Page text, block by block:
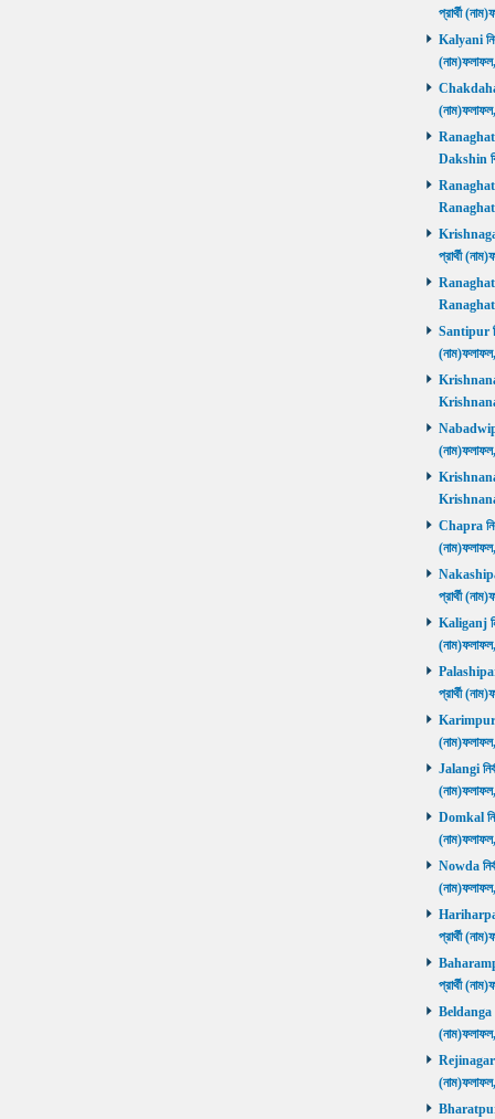
প্রার্থী
Kalyani
Chakdaha
Ranaghat
Dakshin
Ranaghat
Ranaghat
প্রার্থী
Ranaghat
Ranaghat
Santipur
Nabadwip
Chapra
প্রার্থী
Kaliganj
প্রার্থী
Karimpur
Jalangi
Domkal
Nowda
প্রার্থী
প্রার্থী
Beldanga
Rejinagar
Bharatpur